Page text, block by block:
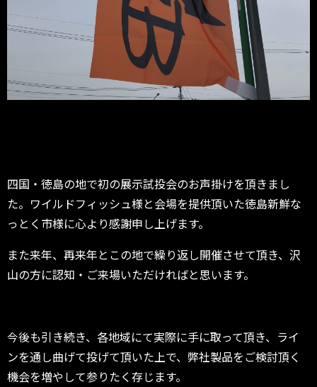
四国・徳島の地で初の展示試投会のお声掛けを頂きまし
た。ワイルドフィッシュ様と会場を提供頂いた徳島新鮮な
っとく市様に心より感謝申し上げます。
また来年、再来年とこの地で繰り返し開催させて頂き、沢
山の方に認知・ご来場いただければと思います。
今後も引き続き、各地域にて実際に手に取って頂き、ライ
ンを通し曲げて投げて頂いた上で、弊社製品をご検討頂く
機会を増やして参りたく存じます。